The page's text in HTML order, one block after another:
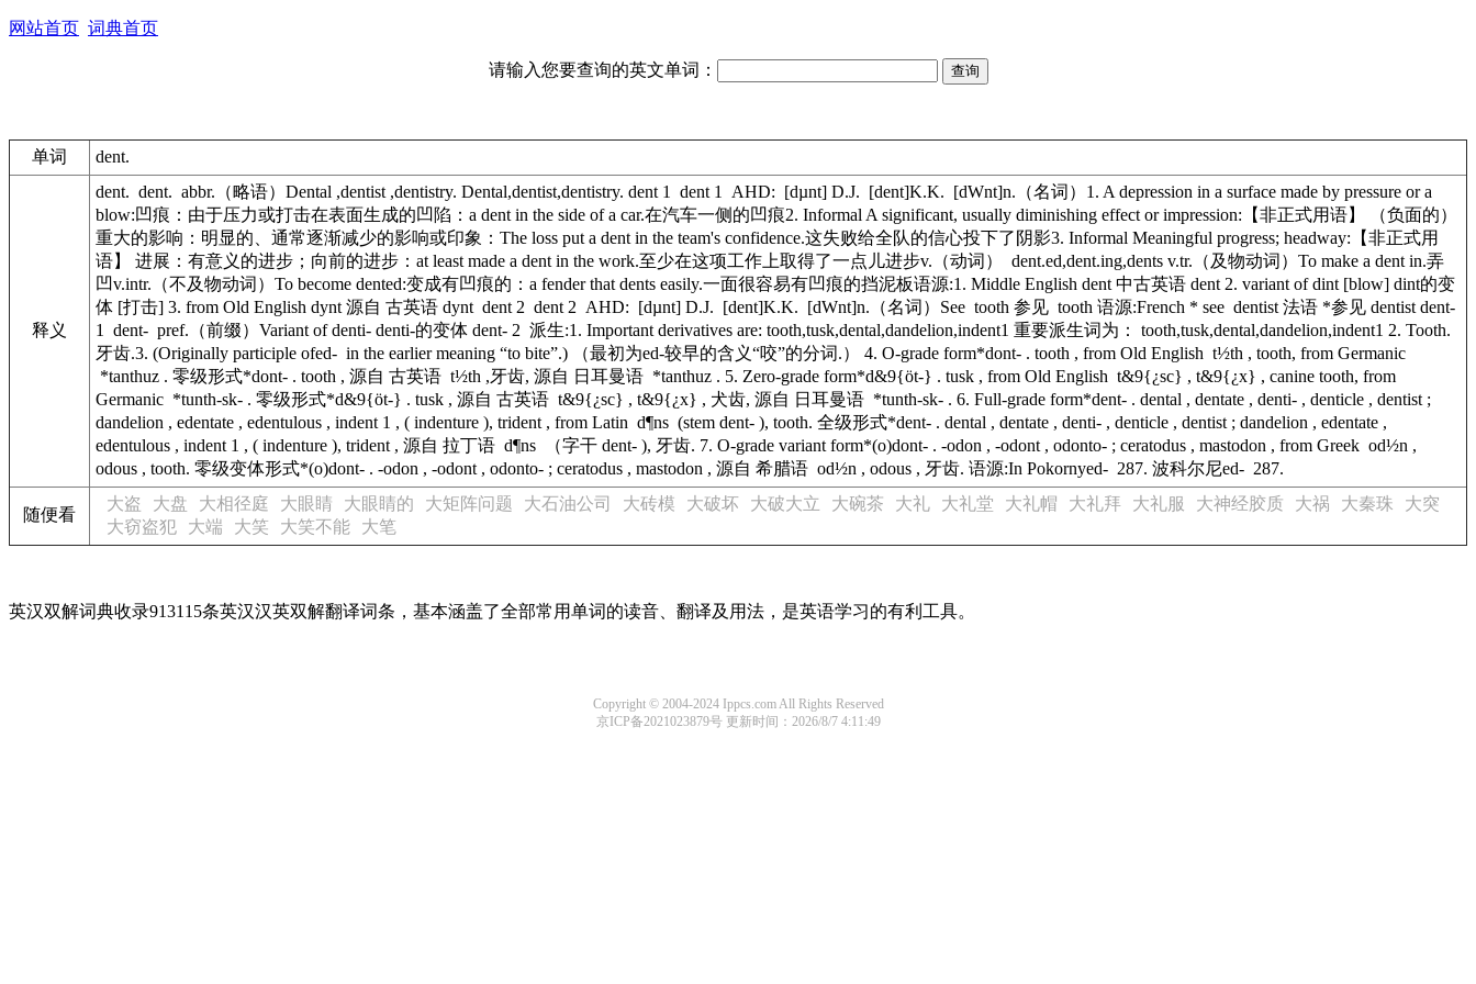
网站首页 词典首页
请输入您要查询的英文单词：
单词 dent.
释义
dent. dent. abbr.（略语）Dental ,dentist ,dentistry. Dental,dentist,dentistry. dent 1 dent 1 AHD: [dµnt] D.J. [dent]K.K. [dWnt]n.（名词）1. A depression in a surface made by pressure or a
blow:凹痕：由于压力或打击在表面生成的凹陷：a dent in the side of a car.在汽车一侧的凹痕2. Informal A significant, usually diminishing effect or impression:【非正式用语】 （负面的）
重大的影响：明显的、通常逐渐减少的影响或印象：The loss put a dent in the team's confidence.这失败给全队的信心投下了阴影3. Informal Meaningful progress; headway:【非正式用
语】 进展：有意义的进步；向前的进步：at least made a dent in the work.至少在这项工作上取得了一点儿进步v.（动词） dent.ed,dent.ing,dents v.tr.（及物动词）To make a dent in.弄
凹v.intr.（不及物动词）To become dented:变成有凹痕的：a fender that dents easily.一面很容易有凹痕的挡泥板语源:1. Middle English dent 中古英语 dent 2. variant of dint [blow] dint的变
体 [打击] 3. from Old English dynt 源自 古英语 dynt dent 2 dent 2 AHD: [dµnt] D.J. [dent]K.K. [dWnt]n.（名词）See tooth 参见 tooth 语源:French * see dentist 法语 *参见 dentist dent-
1 dent- pref.（前缀）Variant of denti- denti-的变体 dent- 2 派生:1. Important derivatives are: tooth,tusk,dental,dandelion,indent1 重要派生词为： tooth,tusk,dental,dandelion,indent1 2. Tooth.
牙齿.3. (Originally participle ofed- in the earlier meaning “to bite”.) （最初为ed-较早的含义“咬”的分词.） 4. O-grade form*dont- . tooth , from Old English t½th , tooth, from Germanic
*tanthuz . 零级形式*dont- . tooth , 源自 古英语 t½th ,牙齿, 源自 日耳曼语 *tanthuz . 5. Zero-grade form*d&9{öt-} . tusk , from Old English t&9{¿sc} , t&9{¿x} , canine tooth, from
Germanic *tunth-sk- . 零级形式*d&9{öt-} . tusk , 源自 古英语 t&9{¿sc} , t&9{¿x} , 犬齿, 源自 日耳曼语 *tunth-sk- . 6. Full-grade form*dent- . dental , dentate , denti- , denticle , dentist ;
dandelion , edentate , edentulous , indent 1 , ( indenture ), trident , from Latin d¶ns (stem dent- ), tooth. 全级形式*dent- . dental , dentate , denti- , denticle , dentist ; dandelion , edentate ,
edentulous , indent 1 , ( indenture ), trident , 源自 拉丁语 d¶ns （字干 dent- ), 牙齿. 7. O-grade variant form*(o)dont- . -odon , -odont , odonto- ; ceratodus , mastodon , from Greek od½n ,
odous , tooth. 零级变体形式*(o)dont- . -odon , -odont , odonto- ; ceratodus , mastodon , 源自 希腊语 od½n , odous , 牙齿. 语源:In Pokornyed- 287. 波科尔尼ed- 287.
随便看
大盗 大盘 大相径庭 大眼睛 大眼睛的 大矩阵问题 大石油公司 大砖模 大破坏 大破大立 大碗茶 大礼 大礼堂 大礼帽 大礼拜 大礼服 大神经胶质 大祸 大秦珠
大突
大窃盗犯
大端 大笑 大笑不能 大笔
英汉双解词典收录913115条英汉汉英双解翻译词条，基本涵盖了全部常用单词的读音、翻译及用法，是英语学习的有利工具。
Copyright © 2004-2024 Ippcs.com All Rights Reserved
京ICP备2021023879号 更新时间：2026/8/7 4:11:49